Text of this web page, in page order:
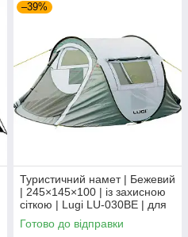
–39%
Туристичний намет | Бежевий
| 245×145×100 | із захисною
сіткою | Lugi LU-030BE | для
кемпінгу, походів і відпочинку
на природі
Готово до відправки